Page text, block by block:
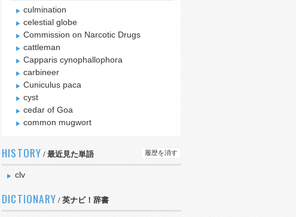
culmination
celestial globe
Commission on Narcotic Drugs
cattleman
Capparis cynophallophora
carbineer
Cuniculus paca
cyst
cedar of Goa
common mugwort
HISTORY / 最近見た単語 履歴を消す
clv
DICTIONARY / 英ナビ！辞書